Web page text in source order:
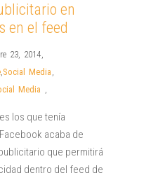
en
en el feed
23, 2014,
,Social Media ,
Media ,
los que tenía
acaba de
que permitirá
dentro del feed de